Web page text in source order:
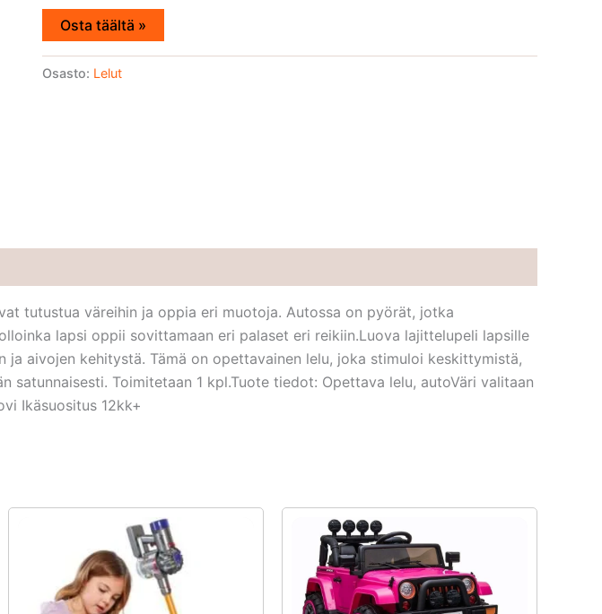
Osta täältä »
Osasto: Lelut
tutustua väreihin ja oppia eri muotoja. Autossa on pyörät, jotka
lapsi oppii sovittamaan eri palaset eri reikiin.Luova lajittelupeli lapsille
aivojen kehitystä. Tämä on opettavainen lelu, joka stimuloi keskittymistä,
Toimitetaan 1 kpl.Tuote tiedot: Opettava lelu, autoVäri valitaan
Ikäsuositus 12kk+